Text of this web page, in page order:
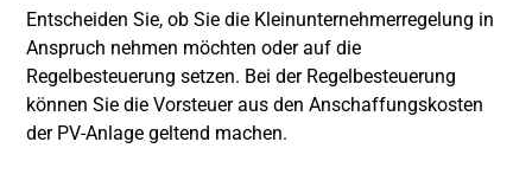
Entscheiden Sie, ob Sie die Kleinunternehmerregelung in
Anspruch nehmen möchten oder auf die
Regelbesteuerung setzen. Bei der Regelbesteuerung
können Sie die Vorsteuer aus den Anschaffungskosten
der PV-Anlage geltend machen.